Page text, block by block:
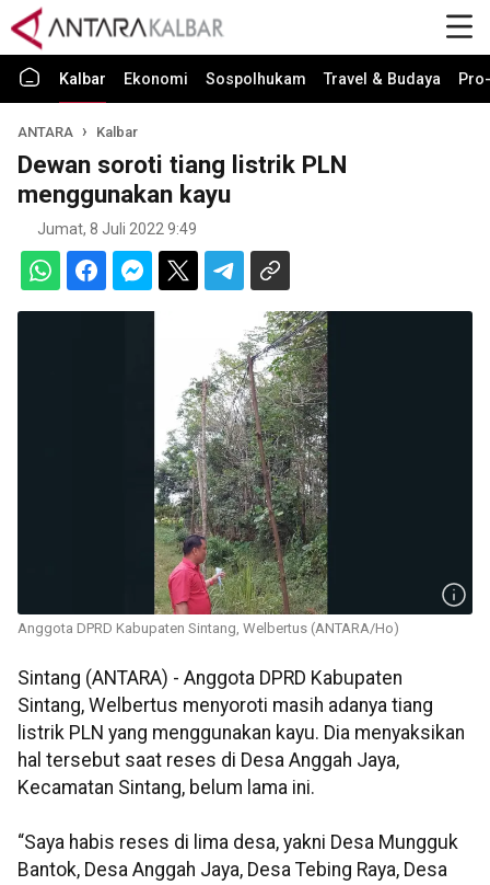
Kalbar Ekonomi Sospolhukam Travel & Budaya
ANTARA Kalbar
Dewan soroti tiang listrik PLN
menggunakan kayu
Jumat, 8 Juli 2022 9:49
Anggota DPRD Kabupaten Sintang, Welbertus (ANTARA/Ho)
Sintang (ANTARA) - Anggota DPRD Kabupaten
Sintang, Welbertus menyoroti masih adanya tiang
listrik PLN yang menggunakan kayu. Dia menyaksikan
hal tersebut saat reses di Desa Anggah Jaya,
Kecamatan Sintang, belum lama ini.
“Saya habis reses di lima desa, yakni Desa Mungguk
Bantok, Desa Anggah Jaya, Desa Tebing Raya, Desa